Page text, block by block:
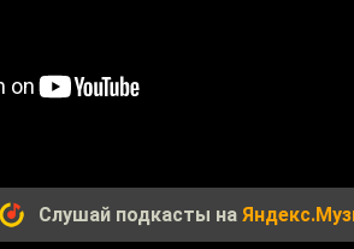
Слушай подкасты на